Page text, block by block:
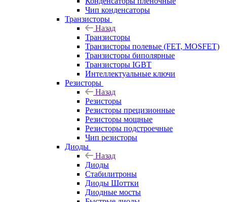
Чип конденсаторы
Транзисторы
Назад
Транзисторы
Транзисторы полевые (FET, MOSFET)
Транзисторы биполярные
Транзисторы IGBT
Интеллектуальные ключи
Резисторы
Назад
Резисторы
Резисторы прецизионные
Резисторы мощные
Резисторы подстроечные
Чип резисторы
Диоды
Назад
Диоды
Стабилитроны
Диоды Шоттки
Диодные мосты